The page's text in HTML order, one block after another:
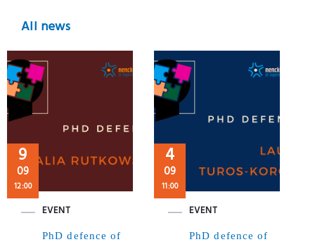
All news
9
09
12:00
EVENT
PhD defence of
4
09
11:00
EVENT
PhD defence of